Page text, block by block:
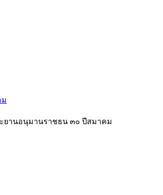
ยานอนุมานราชธน ๓๐ ปีสมาคม